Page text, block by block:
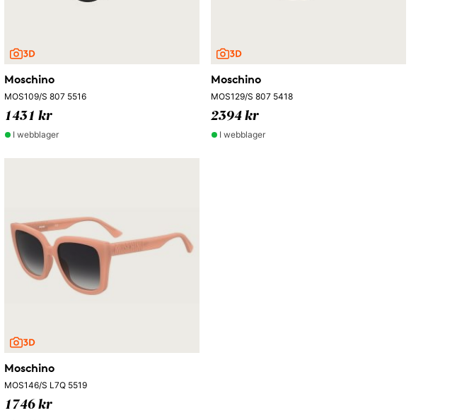
Moschino
MOS109/S 807 5516
1431 kr
I webblager
Moschino
MOS129/S 807 5418
2394 kr
I webblager
Moschino
MOS146/S L7Q 5519
1746 kr